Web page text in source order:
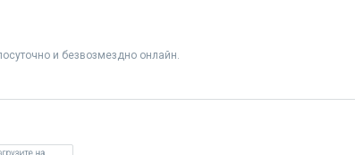
и безвозмездно онлайн.